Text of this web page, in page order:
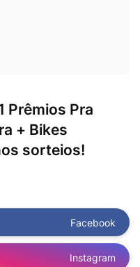
Prêmios Pra
+ Bikes
sorteios!
Facebook
Instagram